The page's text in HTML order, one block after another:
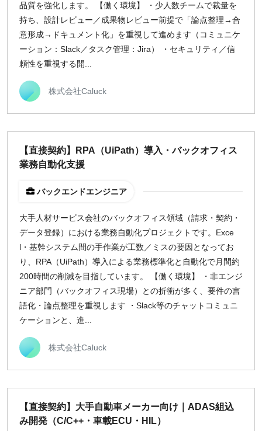
品質を強化します。 【働く環境】 ・少人数チームで裁量を
持ち、設計レビュー／成果物レビュー前提で「論点整理→合
意形成→ドキュメント化」を重視して進めます（コミュニケ
ーション：Slack／タスク管理：Jira） ・セキュリティ／信
頼性を重視する開...
株式会社Caluck
【直接契約】RPA（UiPath）導入・バックオフィス
業務自動化支援
バックエンドエンジニア
大手人材サービス会社のバックオフィス領域（請求・契約・
データ登録）における業務自動化プロジェクトです。Exce
l・基幹システム間の手作業が工数／ミスの要因となってお
り、RPA（UiPath）導入による業務標準化と自動化で月間約
200時間の削減を目指しています。 【働く環境】 ・非エンジ
ニア部門（バックオフィス現場）との折衝が多く、要件の言
語化・論点整理を重視します ・Slack等のチャットコミュニ
ケーションと、進...
株式会社Caluck
【直接契約】大手自動車メーカー向け｜ADAS組込
み開発（C/C++・車載ECU・HIL）